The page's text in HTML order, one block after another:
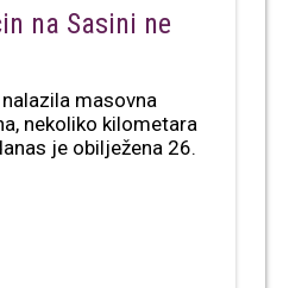
na Sasini ne
masovna
nekoliko kilometara
je obilježena 26.